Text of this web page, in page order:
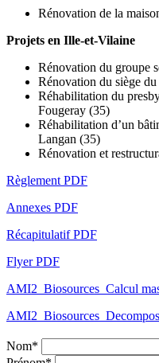
Rénovation de la
Projets en Ille-et-Vilaine
Rénovation du groupe
Rénovation du siège
Réhabilitation du
Fougeray (35)
Réhabilitation d’un
Langan (35)
Rénovation et
Règlement PDF
Annexes PDF
Récapitulatif PDF
Flyer PDF
AMI2_Biosources_Calcul
Nom*